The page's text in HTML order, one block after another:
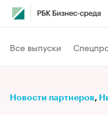
Все выпуски
Новости партнеров⁠,